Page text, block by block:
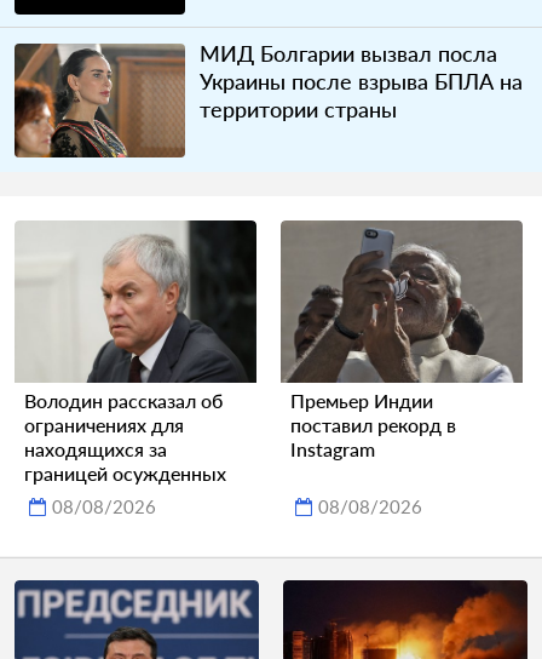
МИД Болгарии вызвал посла
Украины после взрыва БПЛА на
территории страны
Володин рассказал об
ограничениях для
находящихся за
границей осужденных
08/08/2026
Премьер Индии
поставил рекорд в
Instagram
08/08/2026